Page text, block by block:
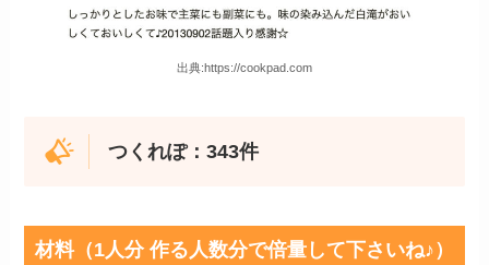
出典:https://cookpad.com
つくれぽ： 343件
材料（1人分 作る人数分で倍量して下さいね♪）